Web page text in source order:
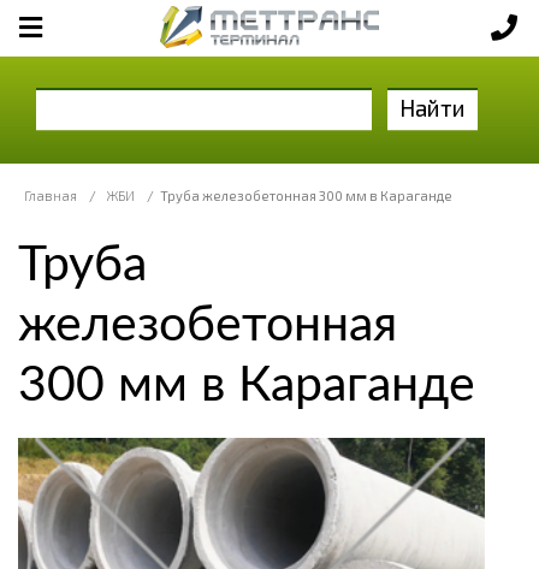
Найти
Главная / ЖБИ / Труба железобетонная 300 мм в Караганде
Труба
железобетонная
300 мм в Караганде